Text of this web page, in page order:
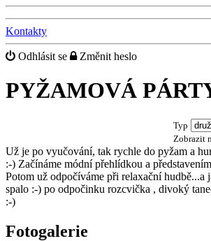
Kontakty
Odhlásit se Změnit heslo
PYŽAMOVÁ
Typ
Zobrazit
Už je po vyučování, tak rychle do pyžam a
:-) Začínáme módní přehlídkou a
Potom už odpočíváme při relaxační hudbě...a
spalo :-) po odpočinku rozcvička , divoký
:-)
Fotogalerie